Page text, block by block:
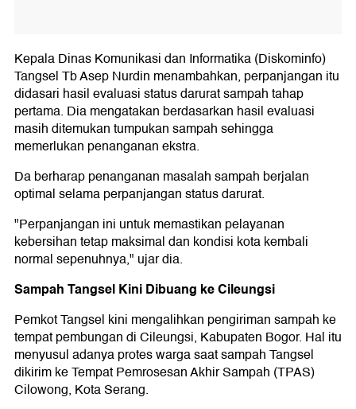
Kepala Dinas Komunikasi dan Informatika (Diskominfo)
Tangsel Tb Asep Nurdin menambahkan, perpanjangan itu
didasari hasil evaluasi status darurat sampah tahap
pertama. Dia mengatakan berdasarkan hasil evaluasi
masih ditemukan tumpukan sampah sehingga
memerlukan penanganan ekstra.
Da berharap penanganan masalah sampah berjalan
optimal selama perpanjangan status darurat.
"Perpanjangan ini untuk memastikan pelayanan
kebersihan tetap maksimal dan kondisi kota kembali
normal sepenuhnya," ujar dia.
Sampah Tangsel Kini Dibuang ke Cileungsi
Pemkot Tangsel kini mengalihkan pengiriman sampah ke
tempat pembungan di Cileungsi, Kabupaten Bogor. Hal itu
menyusul adanya protes warga saat sampah Tangsel
dikirim ke Tempat Pemrosesan Akhir Sampah (TPAS)
Cilowong, Kota Serang.